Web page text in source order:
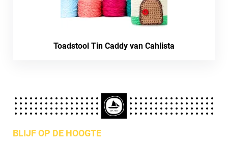
Toadstool Tin Caddy van Cahlista
BLIJF OP DE HOOGTE